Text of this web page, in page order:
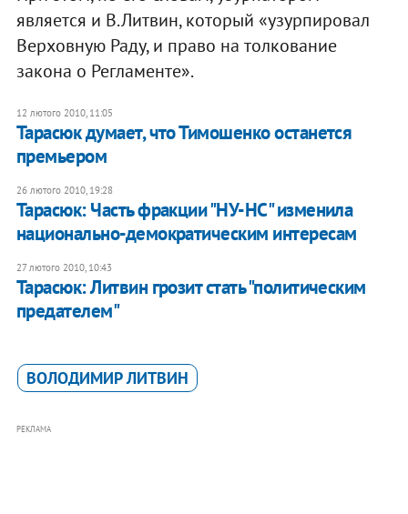
является и В.Литвин, который «узурпировал
Верховную Раду, и право на толкование
закона о Регламенте».
12 лютого 2010, 11:05
Тарасюк думает, что Тимошенко останется
премьером
26 лютого 2010, 19:28
Тарасюк: Часть фракции "НУ-НС" изменила
национально-демократическим интересам
27 лютого 2010, 10:43
Тарасюк: Литвин грозит стать "политическим
предателем"
ВОЛОДИМИР ЛИТВИН
РЕКЛАМА